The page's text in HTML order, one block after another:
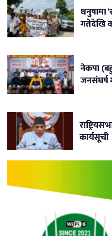
धनुषामा
गतेदेखि
नेकपा
जनसंघर्ष
कार्यसूची